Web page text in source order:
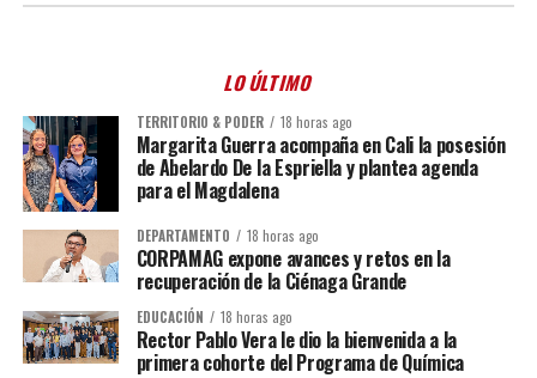
LO ÚLTIMO
TERRITORIO & PODER 18 horas ago
Margarita Guerra acompaña en Cali la posesión
de Abelardo De la Espriella y plantea agenda
para el Magdalena
DEPARTAMENTO 18 horas ago
CORPAMAG expone avances y retos en la
recuperación de la Ciénaga Grande
EDUCACIÓN 18 horas ago
Rector Pablo Vera le dio la bienvenida a la
primera cohorte del Programa de Química